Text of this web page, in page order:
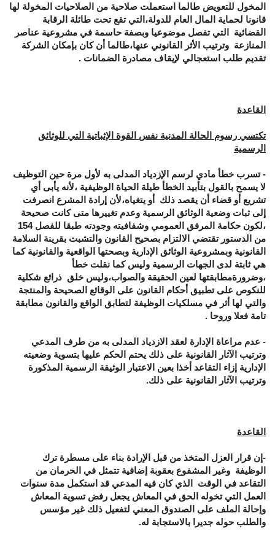
المخول للتعويض طالما استعملت صلاحية من الصلاحيات المخولة لها
قانونا لحماية المال العام للدولة،التي تقع تحت طائلة الرقابة
القضائية التي تفصل موضوعيا وبصفة حاسمة في مشروعية عناصر
المنازعة وترتيب الأثر القانوني عنها،طالما أن كان بإمكان الشركة
تقديم طلب استعجالي لإيقاف مصادرة الضمانات .
القاعدة
تكتسي رسوم الحالة المدنية نفس القوة الإثباتية التي للوثائق
الرسمية
- تسرب خطأ مادي لرسم الإزدياد المدلى به لأول مرة حين التوظيف
لا يسمح بالقول بتأبيد الخطأ طيلة الحياة الوظيفية ،لأنه يأبى أي
تشريع أو قضاء أن يقصد ذلك أو يتغياه،لأن إرادة المشرع انصرفت
إلى ثبات وضعية الوثائق الرسمية وعدم تغييرها متى كانت صحيحة
،لكون حكامة المرفق العمومي وشفافيته وجودته طبقا للفصل 154
من الدستور تقتضي الالتزام بصحيح القانون والتشبت بقرينة السلامة
القانونية وبمشروعية الوثائق الإدارية وبصحتها الواقعية والقانونية كما
هي ثابتة لدى الجهات الرسمية وليس كما نقلت خطأ
،وضرورةمطابقتها لعين الحقيقة والصواب،وليس خلق ذرائع شكلية
للنكوص على تطبيق أحكام القانون على الوقائع الصحيحة والمنتجة
والتي لها أثر في مسلكيات الوظيفة لتطابق الواقع والقانون مطابقة
تامة فعلا وروحا .
- عدم مراعاة الإدارة لعقد الازدياد المدلى به من طرف المدعي
وترتيب الآثار القانونية على ذلك يحتم الحكم عليها بتسوية وضعيته
الإدارية إزاء التقاعد أخذا بعين الاعتبار الوثيقة الرسمية المذكورة
وترتيب الآثار القانونية على ذلك.
القاعدة
-إن قرار العزل المتخذ من قبل الإرادة بناء على مسطرة ترك
الوظيفة وغير المشفوع بعقوبة إضافية تتمثل في الحرمان من
التقاعد في الوقت الذي كان فيه المدعي قد استكمل مدة سنوات
العمل التي تخوله الحق في المعاش يجعل رفض تسوية المعاش
وإحالة الملف على الصندوق المعني لتفعيل ذلك غير مؤسس
والطلب حوله جديرا بالاستجابة له.